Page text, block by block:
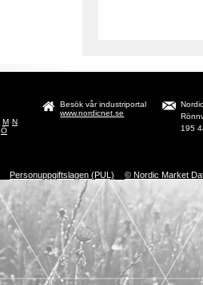
M N
Ö
Besök vår industriportal
www.nordicnet.se
195
Personuppgiftslagen (PUL) © Nordic Market